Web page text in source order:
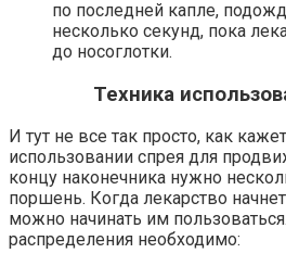
по последней капле,
несколько секунд, пока
до носоглотки.
Техника
И тут не все так просто, как
использовании спрея для
концу наконечника нужно
поршень. Когда лекарство
можно начинать им
распределения необходимо: